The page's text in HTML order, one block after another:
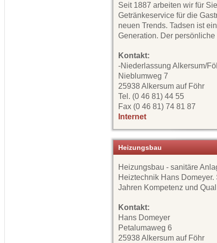
Seit 1887 arbeiten wir für
Getränkeservice für die
neuen Trends. Tadsen ist
Generation. Der
Kontakt:
-Niederlassung Alkersum/
Nieblumweg 7
25938 Alkersum auf Föhr
Tel. (0 46 81) 44 55
Fax (0 46 81) 74 81 87
Internet
Heizungsbau
Heizungsbau - sanitäre
Heiztechnik Hans Domeyer.
Jahren Kompetenz und
Kontakt:
Hans Domeyer
Petalumaweg 6
25938 Alkersum auf Föhr